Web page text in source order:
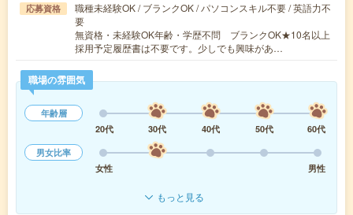
応募資格
職種未経験OK / ブランクOK / パソコンスキル不要 / 英語力不
要
無資格・未経験OK年齢・学歴不問 ブランクOK★10名以上
採用予定履歴書は不要です。少しでも興味があ…
職場の雰囲気
年齢層
20代
30代 40代 50代
60代
男女比率
女性
男性
もっと見る